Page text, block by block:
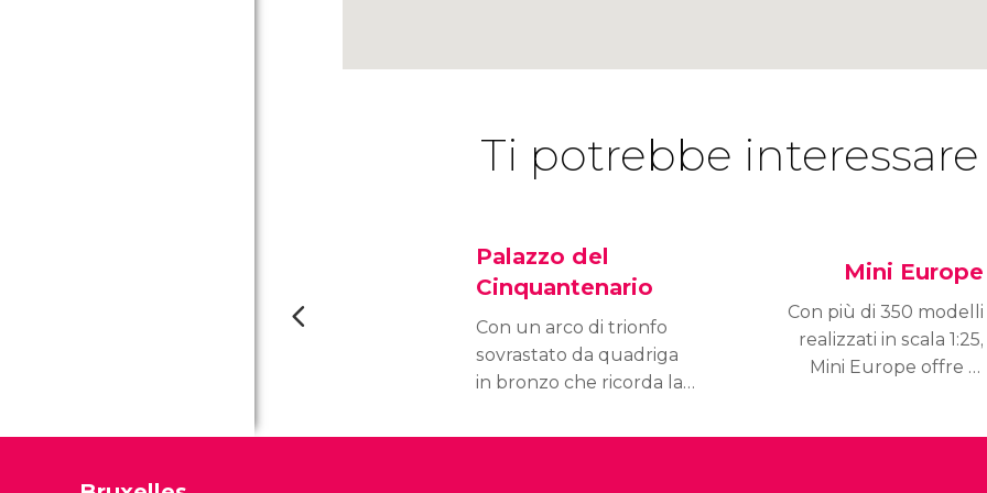
Ti potrebbe interessare
Palazzo del
Cinquantenario
Con un arco di trionfo
sovrastato da quadriga
in bronzo che ricorda la
Berlino, il Palazzo del
Mini Europe
Con più di 350 modelli
realizzati in scala 1:25,
Mini Europe offre la